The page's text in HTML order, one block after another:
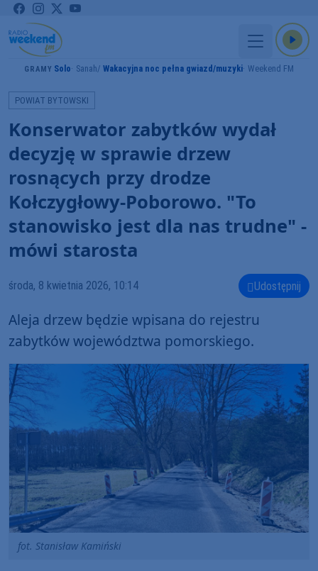
GRAMY Solo Sanah Wakacyjna noc pełna gwiazd/muzyki Weekend FM
POWIAT BYTOWSKI
Konserwator zabytków wydał
decyzję w sprawie drzew
rosnących przy drodze
Kołczygłowy-Poborowo. "To
stanowisko jest dla nas trudne" -
mówi starosta
środa, 8 kwietnia 2026, 10:14 Udostępnij
Aleja drzew będzie wpisana do rejestru
zabytków województwa pomorskiego.
fot. Stanisław Kamiński